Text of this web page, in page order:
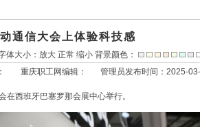
通信大会上体验科技感
体大小： 放大 正常 缩小 背景颜色：
重庆职工网编辑： 管理员发布时间：2025-
西班牙巴塞罗那会展中心举行。